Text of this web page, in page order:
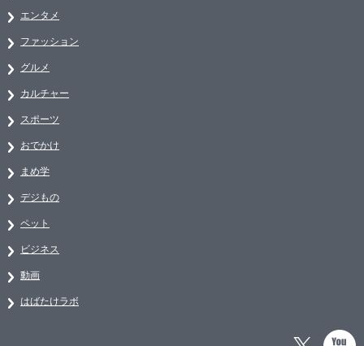
エンタメ
ファッション
グルメ
カルチャー
スポーツ
おでかけ
まめ学
デジもの
ペット
ビジネス
動画
はばたけラボ